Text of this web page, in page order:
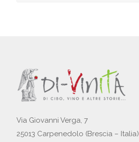
Via Giovanni Verga, 7
25013 Carpenedolo (Brescia – Italia)